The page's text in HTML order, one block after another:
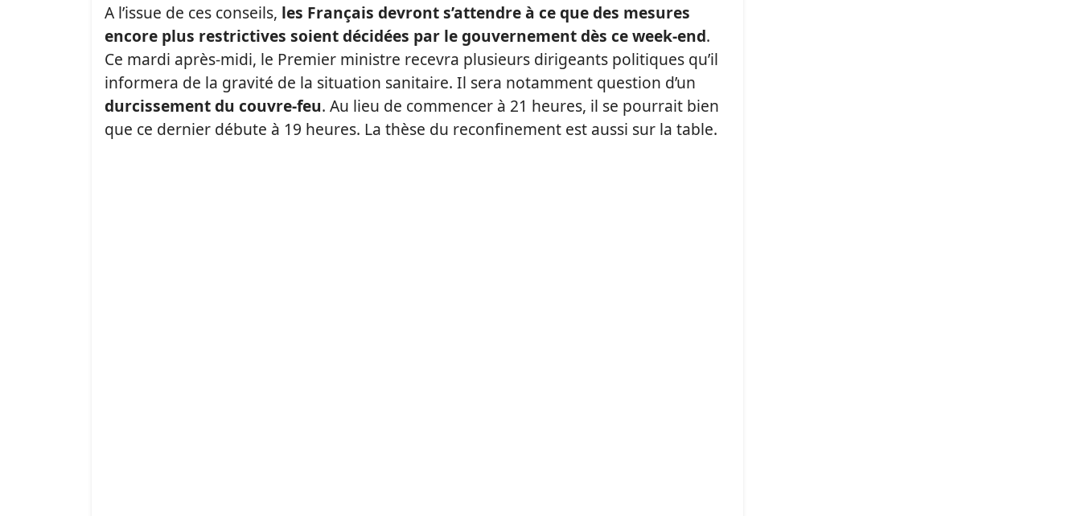
A l’issue de ces conseils, les Français devront s’attendre à ce que des mesures
encore plus restrictives soient décidées par le gouvernement dès ce week-end.
Ce mardi après-midi, le Premier ministre recevra plusieurs dirigeants politiques qu’il
informera de la gravité de la situation sanitaire. Il sera notamment question d’un
durcissement du couvre-feu. Au lieu de commencer à 21 heures, il se pourrait bien
que ce dernier débute à 19 heures. La thèse du reconfinement est aussi sur la table.